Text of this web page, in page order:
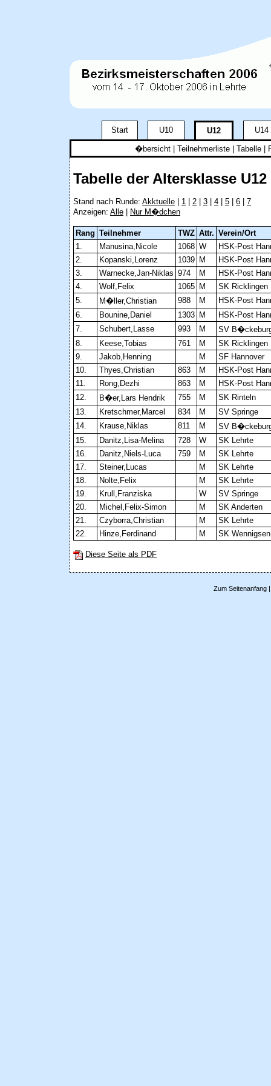
Start U10 U12 U14
�bersicht| Teilnehmerliste| Tabelle|
Tabelle der Altersklasse
Stand nach Runde: Akktuelle 1 2 3 4 5 6
7
Anzeigen: Alle Nur M�dchen
Rang Teilnehmer TWZ Attr. Verein/Ort
1.
Manusina,Nicole 1068 W
HSK-Post
2.
Kopanski,Lorenz 1039 M
HSK-Post
3.
Warnecke,Jan-Niklas 974 M
HSK-Post
4.
Wolf,Felix 1065 M
SK Ricklingen
5.
M�ller,Christian 988 M
HSK-Post
6.
Bounine,Daniel 1303 M
HSK-Post
7.
Schubert,Lasse 993 M
SV
8.
Keese,Tobias 761 M
SK Ricklingen
9.
Jakob,Henning M
SF Hannover
10.
Thyes,Christian 863 M
HSK-Post
11.
Rong,Dezhi 863 M
HSK-Post
12.
B�er,Lars Hendrik 755 M
SK Rinteln
13.
Kretschmer,Marcel 834 M
SV Springe
14.
Krause,Niklas 811 M
SV
15.
Danitz,Lisa-Melina 728 W
SK Lehrte
16.
Danitz,Niels-Luca 759 M
SK Lehrte
17.
Steiner,Lucas M
SK Lehrte
18.
Nolte,Felix M
SK Lehrte
19.
Krull,Franziska W
SV Springe
20.
Michel,Felix-Simon M
SK Anderten
21.
Czyborra,Christian M
SK Lehrte
22.
Hinze,Ferdinand M SK Wennigsen
Diese Seite als PDF
Zum Seitenanfang